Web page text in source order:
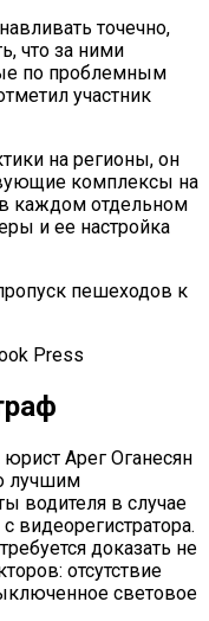
точечно,
что за ними
по проблемным
участник
на регионы, он
комплексы на
каждом отдельном
и ее настройка
Press
Арег Оганесян
лучшим
водителя в случае
видеорегистратора.
доказать не
отсутствие
световое